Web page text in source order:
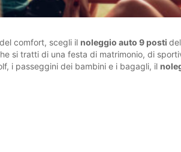
comfort, scegli il noleggio auto 9 posti
si tratti di una festa di matrimonio, di
i passeggini dei bambini e i bagagli, il